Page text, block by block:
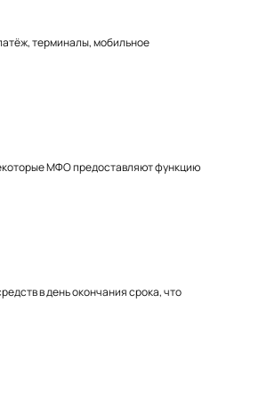
терминалы, мобильное
МФО предоставляют функцию
в день окончания срока, что